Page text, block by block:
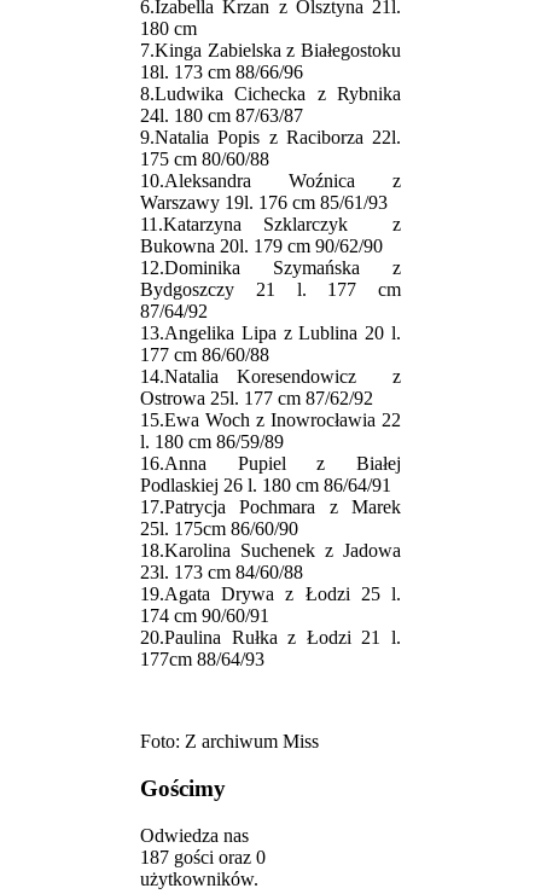
6.Izabella Krzan z Olsztyna 21l.
180 cm
7.Kinga Zabielska z Białegostoku
18l. 173 cm 88/66/96
8.Ludwika Cichecka z Rybnika
24l. 180 cm 87/63/87
9.Natalia Popis z Raciborza 22l.
175 cm 80/60/88
10.Aleksandra Woźnica z
Warszawy 19l. 176 cm 85/61/93
11.Katarzyna Szklarczyk z
Bukowna 20l. 179 cm 90/62/90
12.Dominika Szymańska z
Bydgoszczy 21 l. 177 cm
87/64/92
13.Angelika Lipa z Lublina 20 l.
177 cm 86/60/88
14.Natalia Koresendowicz z
Ostrowa 25l. 177 cm 87/62/92
15.Ewa Woch z Inowrocławia 22
l. 180 cm 86/59/89
16.Anna Pupiel z Białej
Podlaskiej 26 l. 180 cm 86/64/91
17.Patrycja Pochmara z Marek
25l. 175cm 86/60/90
18.Karolina Suchenek z Jadowa
23l. 173 cm 84/60/88
19.Agata Drywa z Łodzi 25 l.
174 cm 90/60/91
20.Paulina Rułka z Łodzi 21 l.
177cm 88/64/93
Foto: Z archiwum Miss
Gościmy
Odwiedza nas
187 gości oraz 0
użytkowników.